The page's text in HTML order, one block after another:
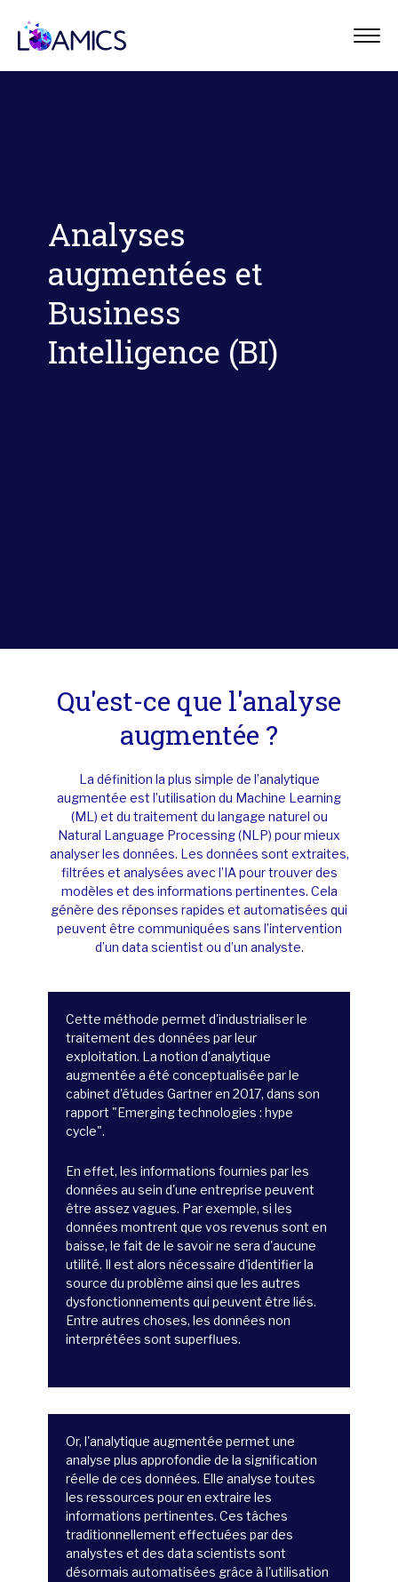
Menu
Analyses
augmentées et
Business
Intelligence (BI)
Qu'est-ce que l'analyse
augmentée ?
La définition la plus simple de l’analytique
augmentée est l’utilisation du Machine Learning
(ML) et du traitement du langage naturel ou
Natural Language Processing(NLP) pour mieux
analyser les données. Les données sont extraites,
filtrées et analysées avec l’IA pour trouver des
modèles et des informations pertinentes. Cela
génère des réponses rapides et automatisées qui
peuvent être communiquées sans l’intervention
d’un data scientist ou d’un analyste.
Cette méthode permet d'industrialiser le
traitement des données par leur
exploitation. La notion d'analytique
augmentée a été conceptualisée par le
cabinet d'études Gartner en 2017, dans son
rapport "Emerging technologies : hype
cycle".
En effet, les informations fournies par les
données au sein d'une entreprise peuvent
être assez vagues. Par exemple, si les
données montrent que vos revenus sont en
baisse, le fait de le savoir ne sera d'aucune
utilité. Il est alors nécessaire d'identifier la
source du problème ainsi que les autres
dysfonctionnements qui peuvent être liés.
Entre autres choses, les données non
interprétées sont superflues.
Or, l'analytique augmentée permet une
analyse plus approfondie de la signification
réelle de ces données. Elle analyse toutes
les ressources pour en extraire les
informations pertinentes. Ces tâches
traditionnellement effectuées par des
analystes et des data scientists sont
désormais automatisées grâce à l'utilisation